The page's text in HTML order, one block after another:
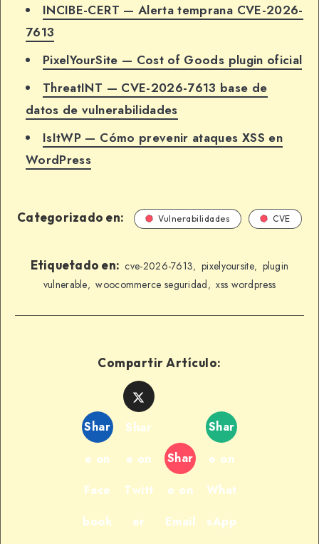
INCIBE-CERT — Alerta temprana CVE-2026-
7613
PixelYourSite — Cost of Goods plugin oficial
ThreatINT — CVE-2026-7613 base de
datos de vulnerabilidades
IsItWP — Cómo prevenir ataques XSS en
WordPress
Categorizado en: Vulnerabilidades CVE
Etiquetado en: cve-2026-7613, pixelyoursite, plugin
vulnerable, woocommerce seguridad, xss wordpress
Compartir Artículo:
Shar
e on
Face
book
Shar
e on
Twitt
er
Shar
e on
Email
Shar
e on
What
sApp